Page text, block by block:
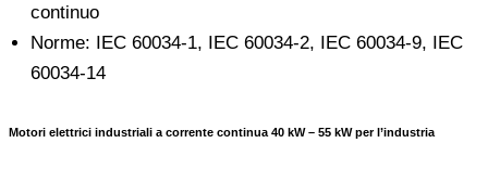
continuo
Norme: IEC 60034-1, IEC 60034-2, IEC 60034-9, IEC
60034-14
Motori elettrici industriali a corrente continua 40 kW – 55 kW per l’industria